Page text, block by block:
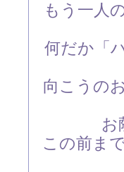
もう一人
何だか「
向こうの
お
この前ま